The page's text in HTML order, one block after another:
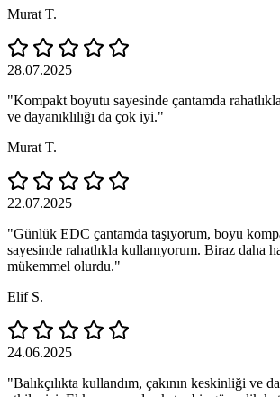
Murat T.
28.07.2025
"Kompakt boyutu sayesinde çantamda
ve dayanıklılığı da çok iyi."
Murat T.
22.07.2025
"Günlük EDC çantamda taşıyorum, boyu
sayesinde rahatlıkla kullanıyorum. Biraz daha
mükemmel olurdu."
Elif S.
24.06.2025
"Balıkçılıkta kullandım, çakının keskinliği ve